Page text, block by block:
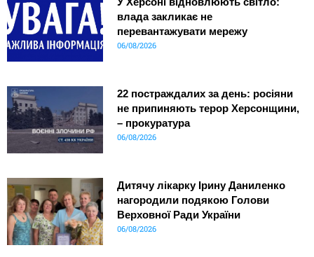
влада закликає не
перевантажувати мережу
06/08/2026
22 постраждалих за день: росіяни
не припиняють терор Херсонщини,
– прокуратура
06/08/2026
Дитячу лікарку Ірину Даниленко
нагородили подякою Голови
Верховної Ради України
06/08/2026